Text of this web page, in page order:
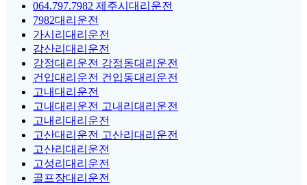
064.797.7982 제주시대리운전
7982대리운전
가시리대리운전
감산리대리운전
강정대리운전 강정동대리운전
건입대리운전 건입동대리운전
고내대리운전
고내대리운전 고내리대리운전
고내리대리운전
고산대리운전 고산리대리운전
고산리대리운전
고성리대리운전
골프장대리운전